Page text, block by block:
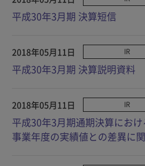
平成30年3月期 決算短信
2018年05月11日 IR
平成30年3月期 決算説明資料
2018年05月11日 IR
平成30年3月期通期決算にお
事業年度の実績値との差異に